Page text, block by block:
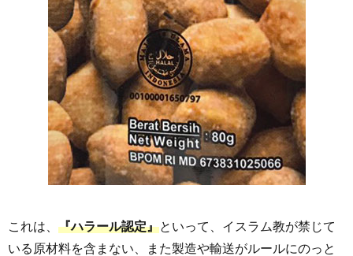
これは、 『ハラール認定』といって、イスラム教が禁じて
いる原材料を含まない、また製造や輸送がルールにのっと